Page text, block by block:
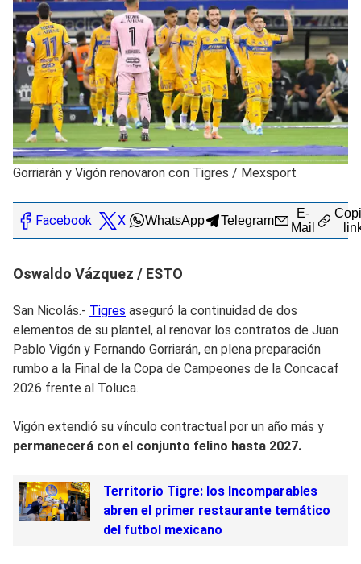
Gorriarán y Vigón renovaron con Tigres / Mexsport
Facebook X WhatsApp Telegram
E-
Mail
Oswaldo Vázquez / ESTO
San Nicolás.- Tigres aseguró la continuidad de dos
elementos de su plantel, al renovar los contratos de Juan
Pablo Vigón y Fernando Gorriarán, en plena preparación
rumbo a la Final de la Copa de Campeones de la Concacaf
2026 frente al Toluca.
Vigón extendió su vínculo contractual por un año más y
permanecerá con el conjunto felino hasta 2027.
Territorio Tigre: los Incomparables
abren el primer restaurante temático
del futbol mexicano